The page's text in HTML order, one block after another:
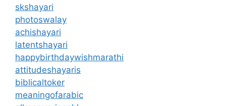
skshayari
photoswalay
achishayari
latentshayari
happybirthdaywishmarathi
attitudeshayaris
biblicaltoker
meaningofarabic